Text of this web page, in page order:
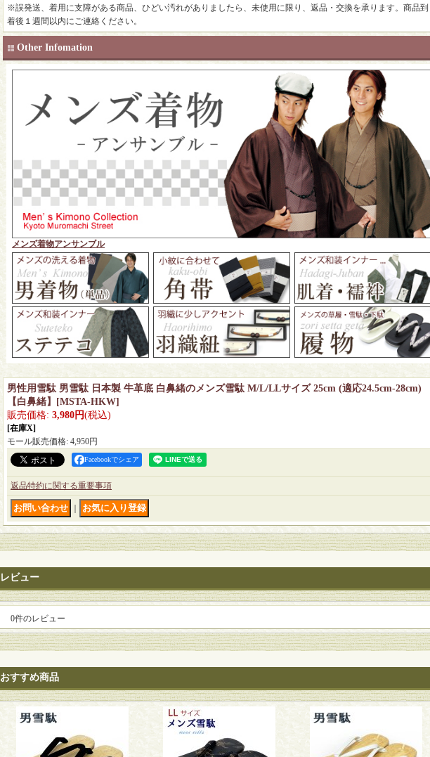
※誤発送、着用に支障がある商品、ひどい汚れがありましたら、未使用に限り、返品・交換を承ります。商品到
着後１週間以内にご連絡ください。
Other Infomation
メンズ着物アンサンブル
男性用雪駄 男雪駄 日本製 牛革底 白鼻緒のメンズ雪駄 M/L/LLサイズ 25cm (適応24.5cm-28cm)
【白鼻緒】
[MSTA-HKW]
販売価格: 3,980円(税込)
[在庫X]
モール販売価格: 4,950円
Facebookでシェア
返品特約に関する重要事項
レビュー
0件のレビュー
おすすめ商品